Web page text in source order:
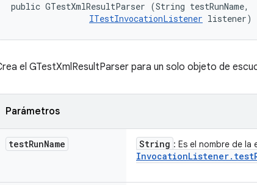
public GTestXmlResultParser (String testRunName,
ITestInvocationListener listener)
el GTestXmlResultParser para un solo objeto de
Parámetros
testRunName String : Es el nombre de
InvocationListener.